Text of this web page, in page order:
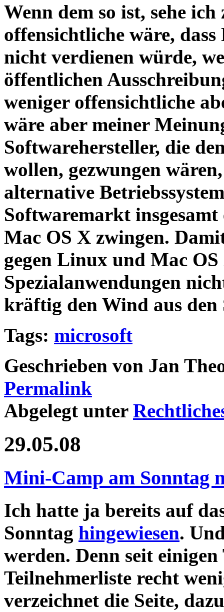
Wenn dem so ist, sehe ich
offensichtliche wäre,
nicht verdienen würde,
öffentlichen
weniger offensichtliche
wäre aber meiner
Softwarehersteller, die
wollen, gezwungen
alternative
Softwaremarkt
Mac OS X zwingen.
gegen Linux und Mac
Spezialanwendungen
kräftig den Wind aus den
Tags: microsoft
Geschrieben von Jan
Permalink
Abgelegt unter
29.05.08
Mini-Camp am Sonntag
Ich hatte ja bereits auf
Sonntag hingewiesen.
werden. Denn seit
Teilnehmerliste recht
verzeichnet die Seite,